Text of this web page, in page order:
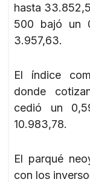
hasta
500 bajó un
3.957,63.
El índice
donde
cedió un
10.983,78.
El parqué
con los